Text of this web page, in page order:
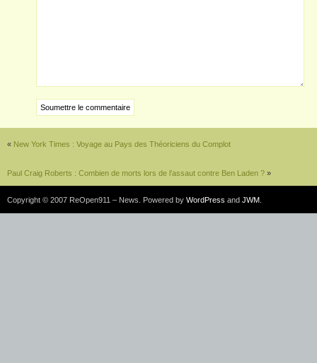
« New York Times : Voyage au Pays des Théoriciens du Complot
Paul Craig Roberts : Combien de morts lors de l’assaut contre Ben Laden ? »
Copyright © 2007 ReOpen911 – News. Powered by WordPress and JWM